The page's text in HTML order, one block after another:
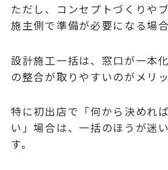
ただし、コンセプトづくりや
施主側で準備が必要になる場合
設計施工一括は、窓口が一本
の整合が取りやすいのがメリッ
特に初出店で「何から決めれ
い」場合は、一括のほうが迷
す。